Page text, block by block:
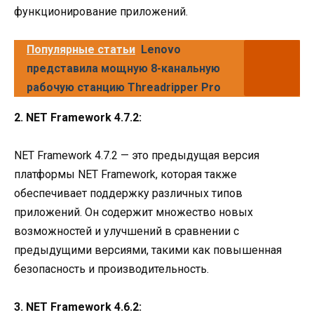
функционирование приложений.
Популярные статьи Lenovo
представила мощную 8-канальную
рабочую станцию Threadripper Pro
2. NET Framework 4.7.2:
NET Framework 4.7.2 — это предыдущая версия
платформы NET Framework, которая также
обеспечивает поддержку различных типов
приложений. Он содержит множество новых
возможностей и улучшений в сравнении с
предыдущими версиями, такими как повышенная
безопасность и производительность.
3. NET Framework 4.6.2: